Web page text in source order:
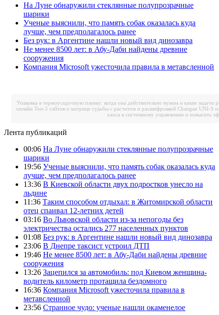
На Луне обнаружили стеклянные полупрозрачные
шарики
Ученые выяснили, что память собак оказалась куда
лучше, чем предполагалось ранее
Без рук: в Аргентине нашли новый вид динозавра
Не менее 8500 лет: в Абу-Даби найдены древние
сооружения
Компания Microsoft ужесточила правила в метавсленной
Упаковка в термоусадочную пленку: когда она действительно нужна и какие задачи
онлайн Топ-5 сайтов о матрице судьбы с расчетом и расшифровкой Changan UNI-S
хаоса к системному управлению и повысить
Лента публикаций
00:06 На Луне обнаружили стеклянные полупрозрачные
шарики
19:56 Ученые выяснили, что память собак оказалась куда
лучше, чем предполагалось ранее
13:36 В Киевской области двух подростков унесло на
льдине
11:36 Таким способом отдыхал: в Житомирской области
отец спаивал 12-летних детей
03:16 Во Львовской области из-за непогоды без
электричества остались 277 населенных пунктов
01:08 Без рук: в Аргентине нашли новый вид динозавра
23:06 В Днепре таксист устроил ДТП
19:46 Не менее 8500 лет: в Абу-Даби найдены древние
сооружения
13:26 Зацепился за автомобиль: под Киевом женщина-
водитель километр протащила бездомного
16:36 Компания Microsoft ужесточила правила в
метавсленной
23:56 Странное чудо: ученые нашли окаменелое